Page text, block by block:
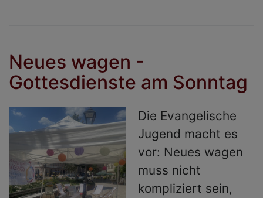
Neues wagen -
Gottesdienste am Sonntag
Die Evangelische
Jugend macht es
vor: Neues wagen
muss nicht
kompliziert sein,